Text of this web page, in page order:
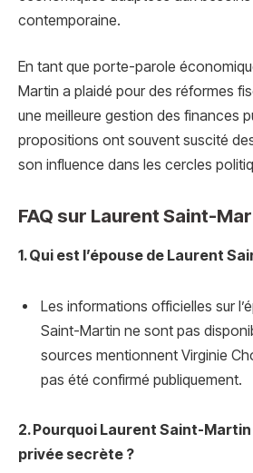
contemporaine.
En tant que porte-parole
Martin a plaidé pour des réformes
une meilleure gestion des finances
propositions ont souvent suscité
son influence dans les cercles
FAQ sur Laurent Saint-
1. Qui est l’épouse de Laurent
Les informations officielles sur
Saint-Martin ne sont pas
sources mentionnent Virginie
pas été confirmé publiquement.
2. Pourquoi Laurent Saint-
privée secrète ?